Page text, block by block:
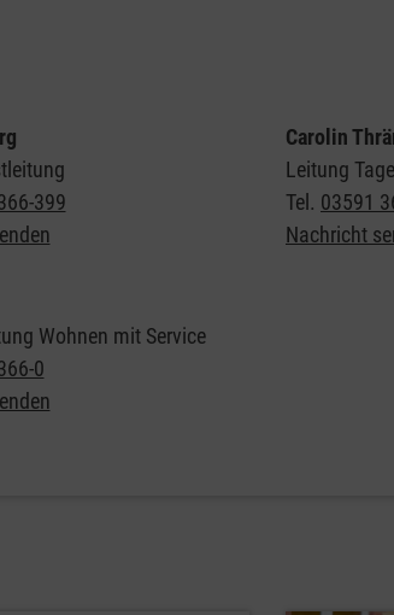
399
Wohnen mit Service
0
Carolin
Leitung
Tel. 03591
Nachricht